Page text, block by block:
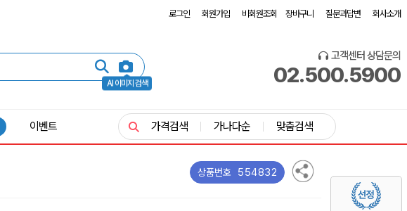
로그인 회원가입 비회원조회 장바구니 질문과답변 회사소개
AI 이미지 검색
고객센터 상담문의
02.500.5900
이벤트 가격검색 가나다순 맞춤검색
상품번호 554832